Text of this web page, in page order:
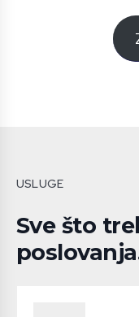
USLUGE
Sve što